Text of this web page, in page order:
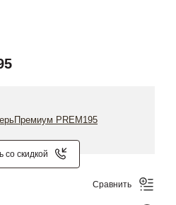
со скидкой
Сравнить